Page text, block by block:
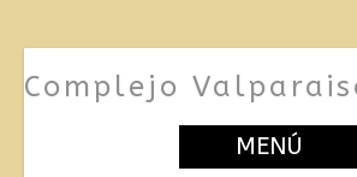
Complejo
MENÚ